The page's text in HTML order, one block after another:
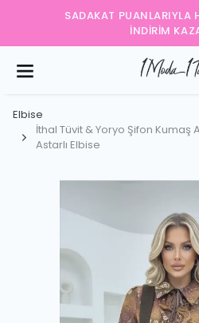
SADAKAT PUANLARIYLA
İNDIRIM
Elbise
İthal Tüvit & Yoryo Şifon Kumaş
Astarlı Elbise